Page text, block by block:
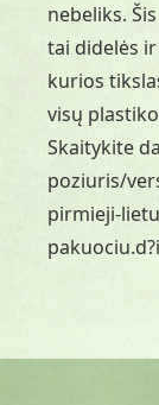
nebeliks.
tai didelės
kurios
visų
Skaitykite
poziuris/
pirmieji-